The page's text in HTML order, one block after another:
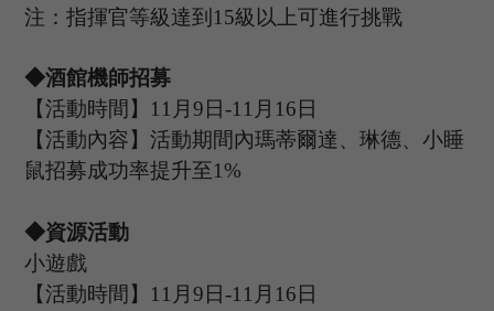
注：指揮官等級達到 15級以上可進行挑戰
◆酒館機師招募
【活動時間】 11 月9日-11 月 16日
【活動內容】活動期間內瑪蒂爾達、琳德、小睡
鼠招募成功率提升至1%
◆資源活動
小遊戲
【活動時間】 11 月9日-11 月 16日